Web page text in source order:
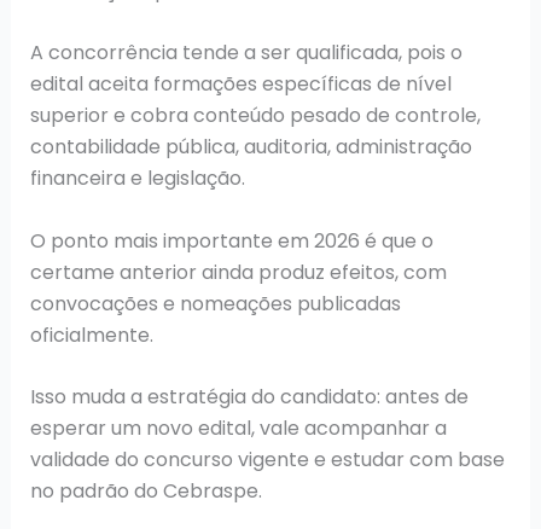
A concorrência tende a ser qualificada, pois o
edital aceita formações específicas de nível
superior e cobra conteúdo pesado de controle,
contabilidade pública, auditoria, administração
financeira e legislação.
O ponto mais importante em 2026 é que o
certame anterior ainda produz efeitos, com
convocações e nomeações publicadas
oficialmente.
Isso muda a estratégia do candidato: antes de
esperar um novo edital, vale acompanhar a
validade do concurso vigente e estudar com base
no padrão do Cebraspe.